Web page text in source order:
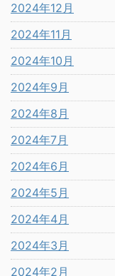
2024年12月
2024年11月
2024年10月
2024年9月
2024年8月
2024年7月
2024年6月
2024年5月
2024年4月
2024年3月
2024年2月